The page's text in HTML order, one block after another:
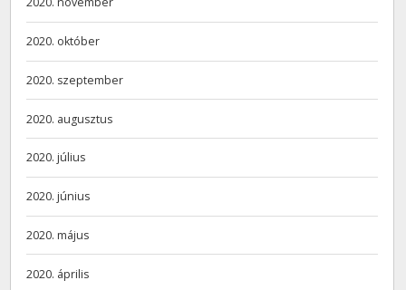
2020. október
2020. szeptember
2020. augusztus
2020. július
2020. június
2020. május
2020. április